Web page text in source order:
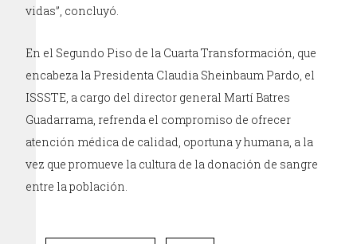
vidas”, concluyó.
En el Segundo Piso de la Cuarta Transformación, que
encabeza la Presidenta Claudia Sheinbaum Pardo, el
ISSSTE, a cargo del director general Martí Batres
Guadarrama, refrenda el compromiso de ofrecer
atención médica de calidad, oportuna y humana, a la
vez que promueve la cultura de la donación de sangre
entre la población.